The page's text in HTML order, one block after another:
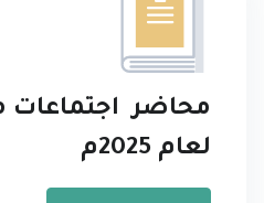
محاضر اجتماعات
لعام 2025م